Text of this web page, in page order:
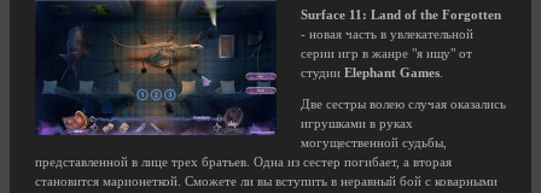
Surface 11: Land of the Forgotten
- новая часть в увлекательной
серии игр в жанре "я ищу" от
студии Elephant Games
Две сестры волею случая оказались
игрушками в руках
могущественной судьбы,
представленной в лице трех братьев. Одна из сестер погибает, а вторая
становится марионеткой. Сможете ли вы вступить в неравный бой с коварными